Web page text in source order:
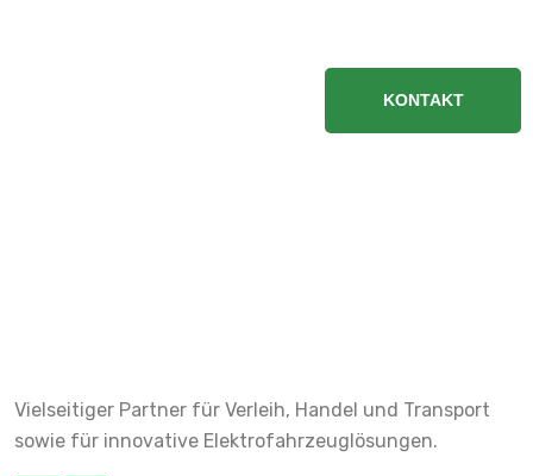
KONTAKT
Vielseitiger Partner für Verleih, Handel und Transport
sowie für innovative Elektrofahrzeuglösungen.